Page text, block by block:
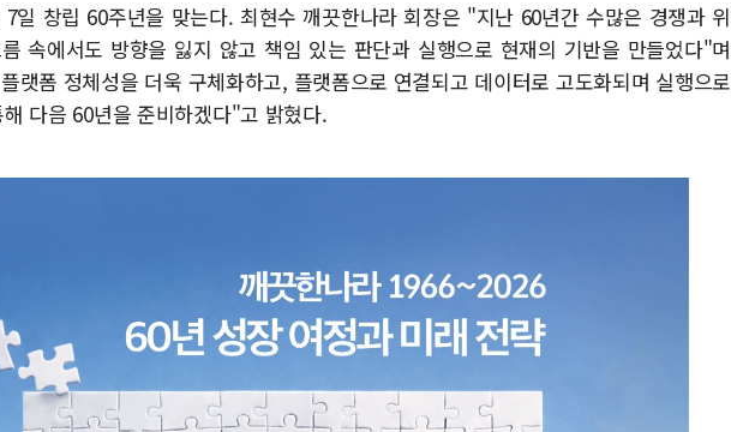
일 창립 60주년을 맞는다. 최현수 깨끗한나라 회장은 "지난 60년간 수많은 경쟁과 위
속에서도 방향을 잃지 않고 책임 있는 판단과 실행으로 현재의 기반을 만들었다"며
랫폼 정체성을 더욱 구체화하고, 플랫폼으로 연결되고 데이터로 고도화되며 실행으로
다음 60년을 준비하겠다"고 밝혔다.